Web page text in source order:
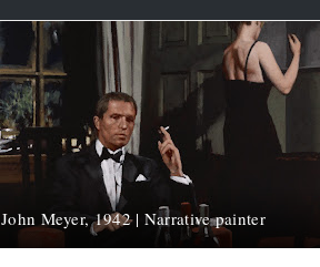
John Meyer, 1942 | Narrative painter